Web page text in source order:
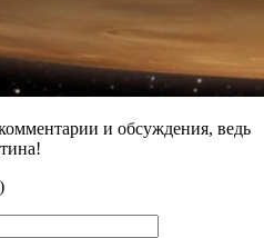
и обсуждения, ведь